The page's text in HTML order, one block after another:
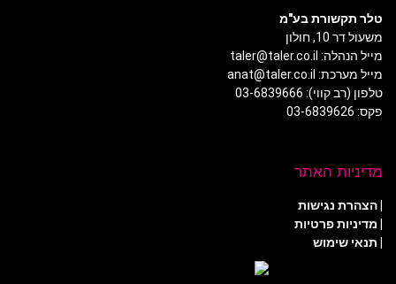
טלר תקשורת בע"מ
משעול דר 10, חולון
מייל הנהלה: taler@taler.co.il
מייל מערכת: anat@taler.co.il
טלפון (רב קווי): 03-6839666
פקס: 03-6839626
מדיניות האתר
|הצהרת נגישות
| מדיניות פרטיות
| תנאי שימוש